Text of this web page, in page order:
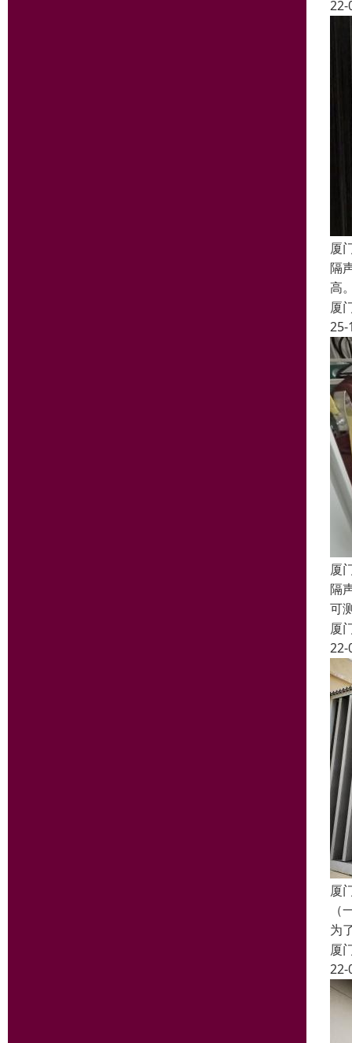
22-
厦
隔
高
厦
25-
厦
隔
可
厦
22-
厦
为
厦
22-